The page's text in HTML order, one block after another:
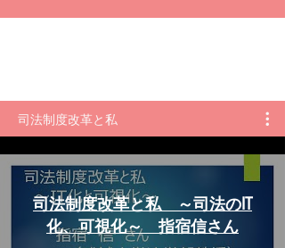
司法制度改革と私
司法制度改革と私 ～司法のIT
化、可視化～ 指宿信さん